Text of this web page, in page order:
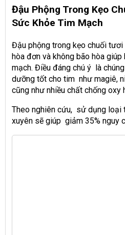
Đậu Phộng Trong Kẹo
Sức Khỏe Tim Mạch
Đậu phộng trong kẹo chuối
hòa đơn và không bão hòa
mạch. Điều đáng chú ý là
dưỡng tốt cho tim như magiê,
cũng như nhiều chất chống oxy
Theo nghiên cứu, sử dụng loại
xuyên sẽ giúp giảm 35% nguy